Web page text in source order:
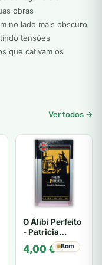
obras
no lado mais obscuro
tensões
que cativam os
Ver todos →
O Álibi Perfeito
- Patricia
Highsmith
4,00€ Bom